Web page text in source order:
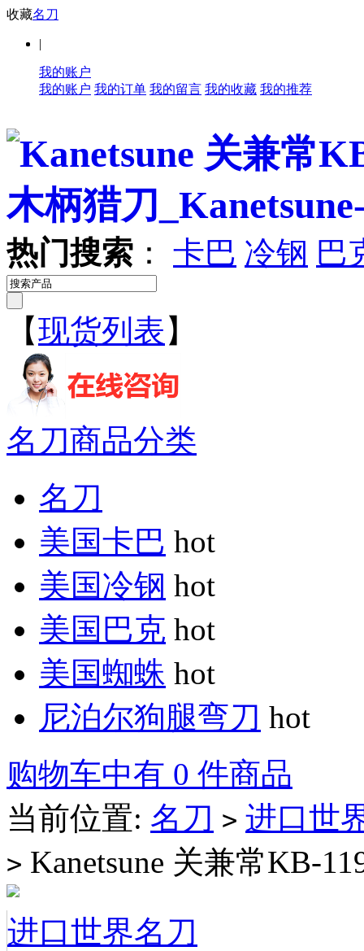
收藏名刀
|
我的账户
我的账户 我的订单 我的留言 我的收藏 我的推荐
热门搜索 ： 卡巴 冷钢 巴
【现货列表 】
名刀商品分类
名刀
美国卡巴 hot
美国冷钢 hot
美国巴克 hot
美国蜘蛛 hot
尼泊尔狗腿弯刀 hot
购物车中有 0 件商品
当前位置: 名刀 > 进口世
> Kanetsune 关兼常KB-
进口世界名刀